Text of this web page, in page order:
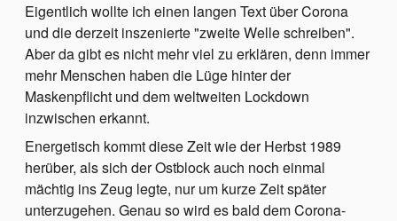
Eigentlich wollte ich einen langen Text über Corona
und die derzeit inszenierte "zweite Welle schreiben".
Aber da gibt es nicht mehr viel zu erklären, denn immer
mehr Menschen haben die Lüge hinter der
Maskenpflicht und dem weltweiten Lockdown
inzwischen erkannt.
Energetisch kommt diese Zeit wie der Herbst 1989
herüber, als sich der Ostblock auch noch einmal
mächtig ins Zeug legte, nur um kurze Zeit später
unterzugehen. Genau so wird es bald dem Corona-